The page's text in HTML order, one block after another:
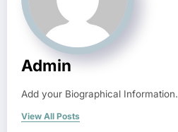
Admin
Add your Biographical Information.
View All Posts